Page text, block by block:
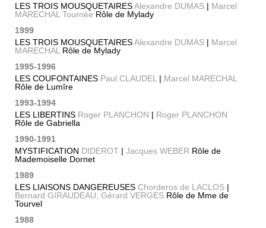
LES TROIS MOUSQUETAIRESAlexandre DUMAS | Marcel
MARECHAL Tournée Rôle de Mylady
1999
LES TROIS MOUSQUETAIRESAlexandre DUMAS | Marcel
MARECHALRôle de Mylady
1995-1996
LES COUFONTAINES Paul CLAUDEL| Marcel MARECHAL
Rôle de Lumîre
1993-1994
LES LIBERTINS Roger PLANCHON | Roger PLANCHON
Rôle de Gabriella
1990-1991
MYSTIFICATION DIDEROT | Jacques WEBER Rôle de
Mademoiselle Dornet
1989
LES LIAISONS DANGEREUSES Chorderos de LACLOS |
Bernard GIRAUDEAU, Gérard VERGES Rôle de Mme de
Tourvel
1988